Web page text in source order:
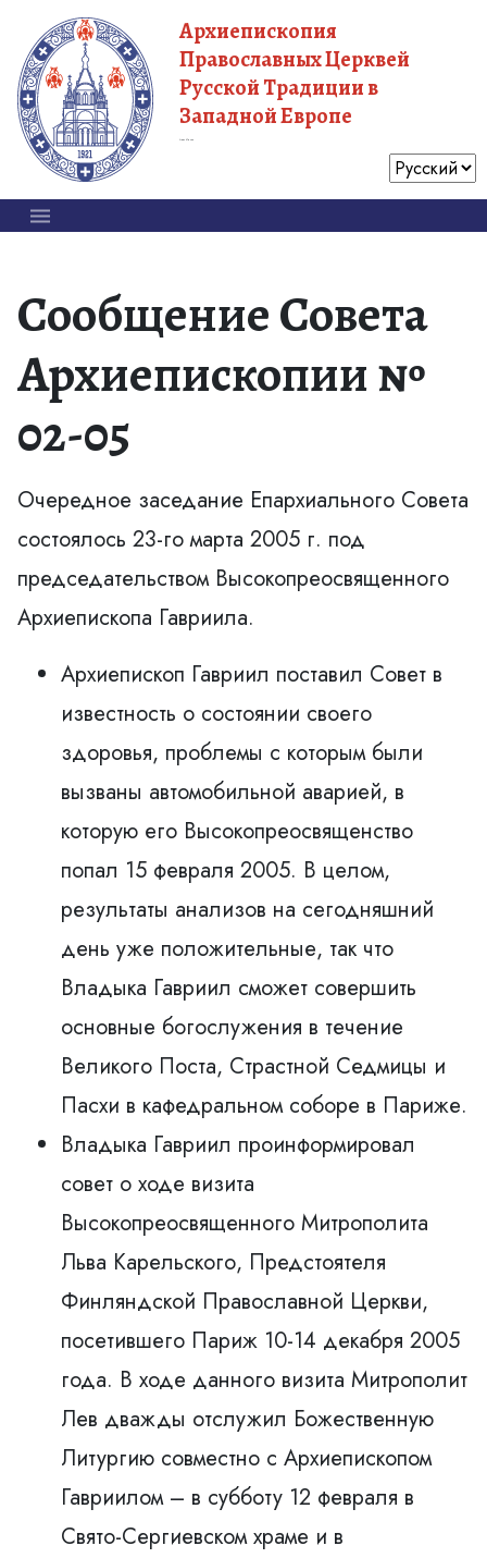
Архиепископия
Православных Церквей
Русской Традиции в
Западной Европе
Сообщение Совета
Архиепископии №
02-05
Очередное заседание Епархиального Совета
состоялось 23-го марта 2005 г. под
председательством Высокопреосвященного
Архиепископа Гавриила.
Архиепископ Гавриил поставил Совет в
известность о состоянии своего
здоровья, проблемы с которым были
вызваны автомобильной аварией, в
которую его Высокопреосвященство
попал 15 февраля 2005. В целом,
результаты анализов на сегодняшний
день уже положительные, так что
Владыка Гавриил сможет совершить
основные богослужения в течение
Великого Поста, Страстной Седмицы и
Пасхи в кафедральном соборе в Париже.
Владыка Гавриил проинформировал
совет о ходе визита
Высокопреосвященного Митрополита
Льва Карельского, Предстоятеля
Финляндской Православной Церкви,
посетившего Париж 10-14 декабря 2005
года. В ходе данного визита Митрополит
Лев дважды отслужил Божественную
Литургию совместно с Архиепископoм
Гавриилом – в субботу 12 февраля в
Свято-Сергиевском храме и в